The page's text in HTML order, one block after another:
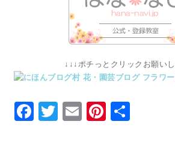
↓↓↓ポチっとクリックお願い
Facebook
Twitter
Email